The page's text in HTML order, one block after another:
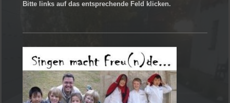
Bitte links auf das entsprechende Feld klicken.